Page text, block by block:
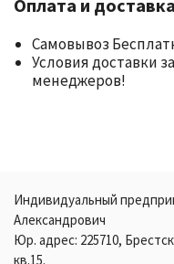
Оплата и доставка
Самовывоз
Условия доставки
менеджеров!
Индивидуальный
Александрович
Юр. адрес: 225710,
кв.15.